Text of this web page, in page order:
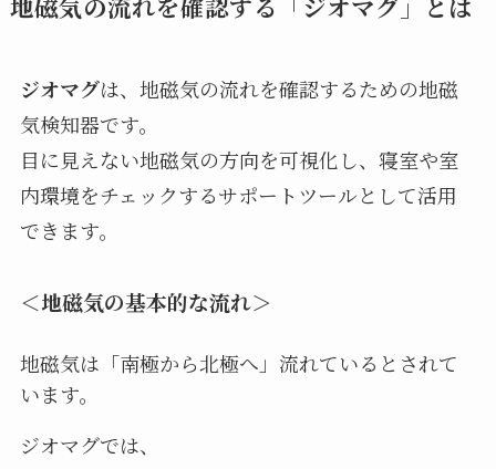
ジオマグは、地磁気の流れを確認するための地磁
気検知器です。
目に見えない地磁気の方向を可視化し、寝室や室
内環境をチェックするサポートツールとして活用
できます。
＜地磁気の基本的な流れ＞
地磁気は「南極から北極へ」流れているとされて
います。
ジオマグでは、